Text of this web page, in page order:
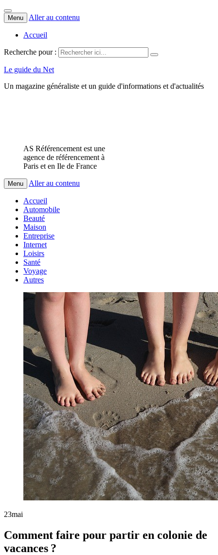
Menu Aller au contenu
Accueil
Recherche pour :
Le guide du Net
Un magazine généraliste et un guide d'informations et d'actualités
AS Référencement est une
agence de référencement à
Paris et en Ile de France
Menu Aller au contenu
Accueil
Automobile
Beauté
Maison
Entreprise
Internet
Loisirs
Santé
Voyage
Autres
23mai
Comment faire pour partir en colonie de
vacances ?